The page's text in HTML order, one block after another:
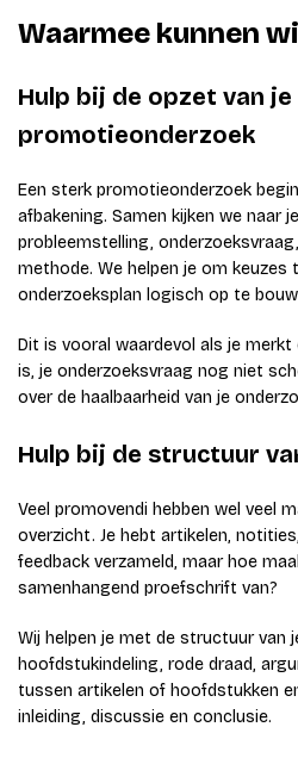
Waarmee kunnen
Hulp bij de opzet van je
promotieonderzoek
Een sterk promotieonderzoek
afbakening. Samen kijken we naar
probleemstelling,
methode. We helpen je om keuzes
onderzoeksplan logisch op te
Dit is vooral waardevol als je
is, je onderzoeksvraag nog niet
over de haalbaarheid van je
Hulp bij de structuur
Veel promovendi hebben wel veel
overzicht. Je hebt artikelen,
feedback verzameld, maar hoe
samenhangend proefschrift van?
Wij helpen je met de structuur van
hoofdstukindeling, rode draad,
tussen artikelen of hoofdstukken
inleiding, discussie en conclusie.